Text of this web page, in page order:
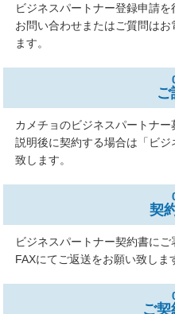
ビジネスパートナー登録申請を
お問い合わせまたはご質問は
ます。
ご
カメチョのビジネスパートナー
説明後に契約する場合は「ビ
致します。
契
ビジネスパートナー契約書にご
FAXにてご返送をお願い致しま
ご契